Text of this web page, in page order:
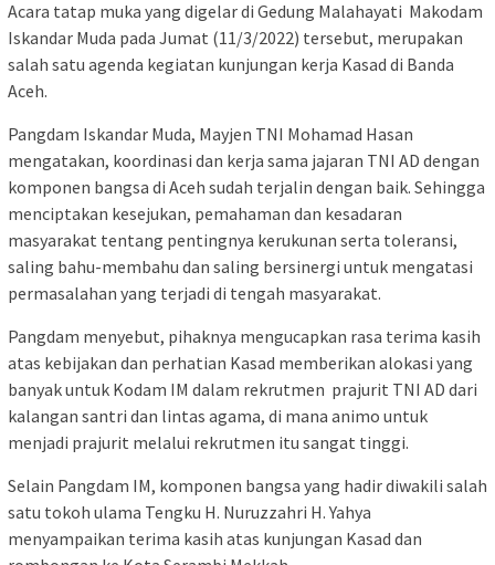
Acara tatap muka yang digelar di Gedung Malahayati Makodam
Iskandar Muda pada Jumat (11/3/2022) tersebut, merupakan
salah satu agenda kegiatan kunjungan kerja Kasad di Banda
Aceh.
Pangdam Iskandar Muda, Mayjen TNI Mohamad Hasan
mengatakan, koordinasi dan kerja sama jajaran TNI AD dengan
komponen bangsa di Aceh sudah terjalin dengan baik. Sehingga
menciptakan kesejukan, pemahaman dan kesadaran
masyarakat tentang pentingnya kerukunan serta toleransi,
saling bahu-membahu dan saling bersinergi untuk mengatasi
permasalahan yang terjadi di tengah masyarakat.
Pangdam menyebut, pihaknya mengucapkan rasa terima kasih
atas kebijakan dan perhatian Kasad memberikan alokasi yang
banyak untuk Kodam IM dalam rekrutmen prajurit TNI AD dari
kalangan santri dan lintas agama, di mana animo untuk
menjadi prajurit melalui rekrutmen itu sangat tinggi.
Selain Pangdam IM, komponen bangsa yang hadir diwakili salah
satu tokoh ulama Tengku H. Nuruzzahri H. Yahya
menyampaikan terima kasih atas kunjungan Kasad dan